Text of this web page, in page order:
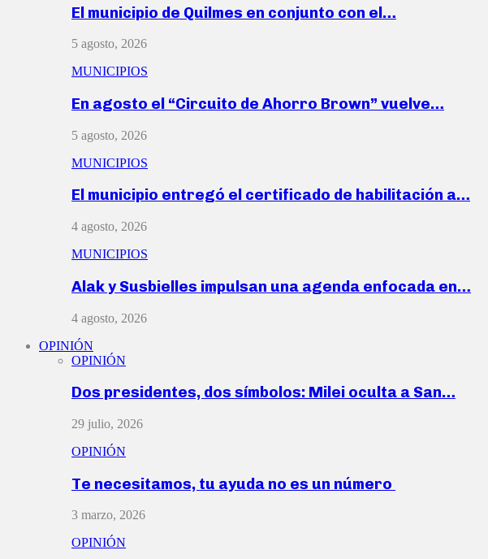
El municipio de Quilmes en conjunto con el…
5 agosto, 2026
MUNICIPIOS
En agosto el “Circuito de Ahorro Brown” vuelve…
5 agosto, 2026
MUNICIPIOS
El municipio entregó el certificado de habilitación a…
4 agosto, 2026
MUNICIPIOS
Alak y Susbielles impulsan una agenda enfocada en…
4 agosto, 2026
OPINIÓN
OPINIÓN
Dos presidentes, dos símbolos: Milei oculta a San…
29 julio, 2026
OPINIÓN
Te necesitamos, tu ayuda no es un número
3 marzo, 2026
OPINIÓN